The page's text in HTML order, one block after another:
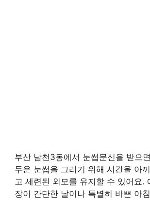
부산 남천3동에서 눈썹문신을 받으
두운 눈썹을 그리기 위해 시간을 아
고 세련된 외모를 유지할 수 있어요.
장이 간단한 날이나 특별히 바쁜 아